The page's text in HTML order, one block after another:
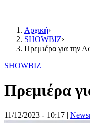
Αρχική›
SHOWBIZ›
Πρεμιέρα για την
SHOWBIZ
Πρεμιέρα
11/12/2023 - 10:17 |